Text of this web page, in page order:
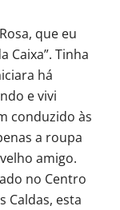
que eu
Caixa”. Tinha
há
e vivi
conduzido às
a roupa
amigo.
no Centro
Caldas, esta